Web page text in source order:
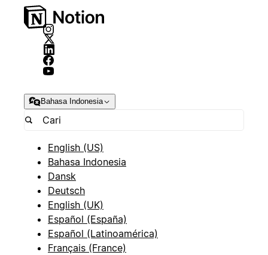
Bahasa Indonesia
English (US)
Bahasa Indonesia
Dansk
Deutsch
English (UK)
Español (España)
Español (Latinoamérica)
Français (France)